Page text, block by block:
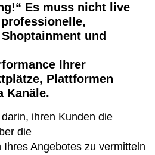
Es muss nicht live
und
Ihrer
Plattformen
Kanäle.
ihren Kunden die
die
Angebotes zu vermitteln